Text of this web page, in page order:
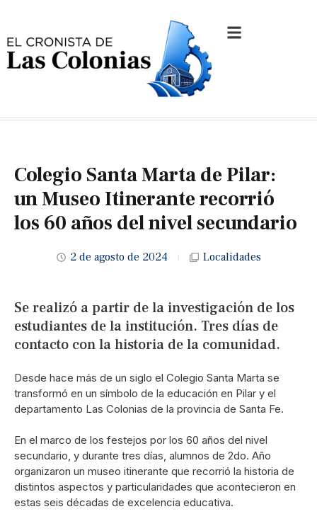
Colegio Santa Marta de Pilar:
un Museo Itinerante recorrió
los 60 años del nivel secundario
2 de agosto de 2024 Localidades
Se realizó a partir de la investigación de los
estudiantes de la institución. Tres días de
contacto con la historia de la comunidad.
Desde hace más de un siglo el Colegio Santa Marta se
transformó en un símbolo de la educación en Pilar y el
departamento Las Colonias de la provincia de Santa Fe.
En el marco de los festejos por los 60 años del nivel
secundario, y durante tres días, alumnos de 2do. Año
organizaron un museo itinerante que recorrió la historia de
distintos aspectos y particularidades que acontecieron en
estas seis décadas de excelencia educativa.